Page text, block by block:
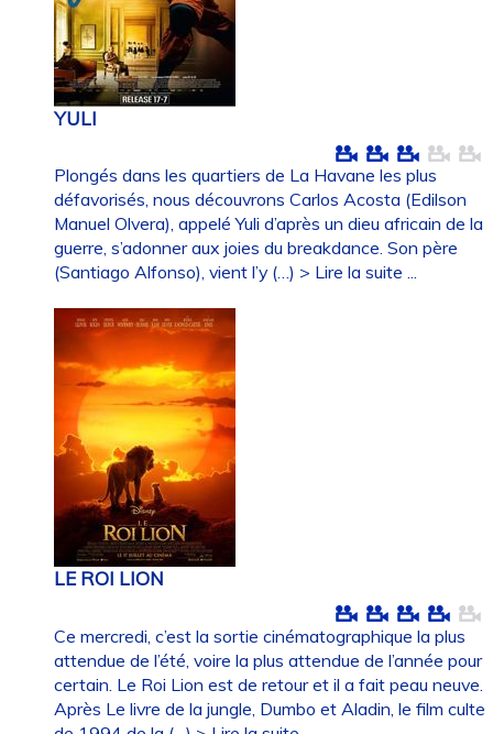
YULI
Plongés dans les quartiers de La Havane les plus
défavorisés, nous découvrons Carlos Acosta (Edilson
Manuel Olvera), appelé Yuli d’après un dieu africain de la
guerre, s’adonner aux joies du breakdance. Son père
(Santiago Alfonso), vient l’y (…) > Lire la suite ...
LE ROI LION
Ce mercredi, c’est la sortie cinématographique la plus
attendue de l’été, voire la plus attendue de l’année pour
certain. Le Roi Lion est de retour et il a fait peau neuve.
Après Le livre de la jungle, Dumbo et Aladin, le film culte